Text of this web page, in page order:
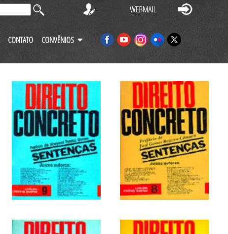
CONTATO CONVÊNIOS